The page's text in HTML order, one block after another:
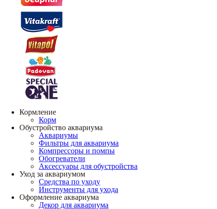
Кормление
Корм
Обустройство аквариума
Аквариумы
Фильтры для аквариума
Компрессоры и помпы
Обогреватели
Аксессуары для обустройства
Уход за аквариумом
Средства по уходу
Инструменты для ухода
Оформление аквариума
Декор для аквариума